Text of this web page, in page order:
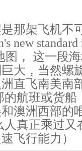
那架飞机不
new
图， 这一段
大，当然螺
直飞南美南
航班或货船
澳洲西部的
真正乘过
飞行能力）